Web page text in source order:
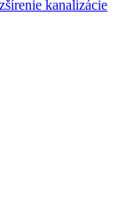
kanalizácie